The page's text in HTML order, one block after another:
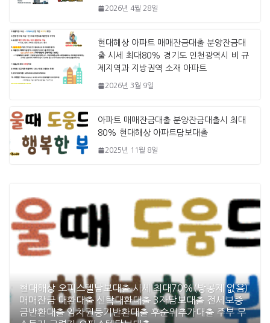
2026년 4월 28일
현대해상 아파트 매매잔금대출 분양잔금대
출 시세 최대80% 경기도 인천광역시 비 규
제지역과 지방권역 소재 아파트
2026년 3월 9일
아파트 매매잔금대출 분양잔금대출시 최대
80% 현대해상 아파트담보대출
2025년 11월 8일
현대해상 오피스텔담보대출 시세 최대70%(방공제 없음)
매매잔금 대환대출 신탁대환대출 3자담보대출 전세보증
금반환대출 임차권등기반환대출 후순위추가대출 주부 무